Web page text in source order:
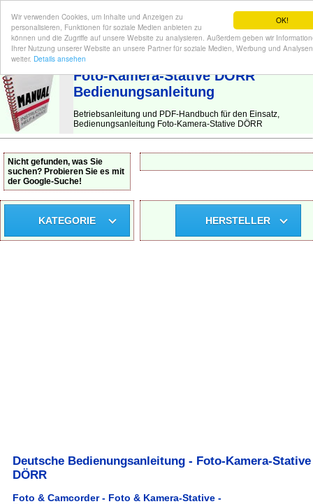
OK!
Wir verwenden Cookies, um Inhalte und Anzeigen zu
personalisieren, Funktionen für soziale Medien anbieten zu
können und die Zugriffe auf unsere Website zu analysieren. Außerdem geben wir
Ihrer Nutzung unserer Website an unsere Partner für soziale Medien, Werbung und Analysen
weiter. Details ansehen
BEDIENUNGSANLEITUNG | Hier finden Sie die deutsche Anleitung!
Foto-Kamera-Stative DÖRR
Bedienungsanleitung
Betriebsanleitung und PDF-Handbuch für den Einsatz,
Bedienungsanleitung Foto-Kamera-Stative DÖRR
Nicht gefunden, was Sie
suchen? Probieren Sie es mit
der Google-Suche!
KATEGORIE HERSTELLER
Deutsche Bedienungsanleitung - Foto-Kamera-Stative
DÖRR
Foto & Camcorder - Foto & Kamera-Stative -